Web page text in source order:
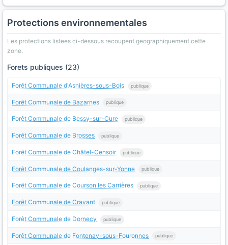
Protections environnementales
Les protections listees ci-dessous recoupent geographiquement cette
zone.
Forets publiques (23)
Forêt Communale d'Asnières-sous-Bois publique
Forêt Communale de Bazarnes publique
Forêt Communale de Bessy-sur-Cure publique
Forêt Communale de Brosses publique
Forêt Communale de Châtel-Censoir publique
Forêt Communale de Coulanges-sur-Yonne publique
Forêt Communale de Courson les Carrières publique
Forêt Communale de Cravant publique
Forêt Communale de Dornecy publique
Forêt Communale de Fontenay-sous-Fouronnes publique